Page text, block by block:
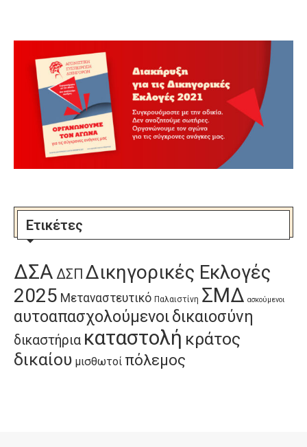
Ετικέτες
ΔΣΑ ΔΣΠ Δικηγορικές Εκλογές
2025 Μεταναστευτικό Παλαιστίνη ΣΜΔ ασκούμενοι
αυτοαπασχολούμενοιδικαιοσύνη
δικαστήρια καταστολή κράτος
δικαίου μισθωτοί πόλεμος